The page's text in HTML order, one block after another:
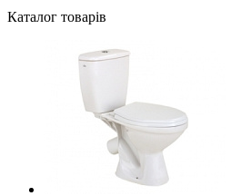
Каталог товарів